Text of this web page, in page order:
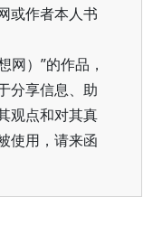
或作者本人书
网）”的作品，
分享信息、助
观点和对其真
使用，请来函